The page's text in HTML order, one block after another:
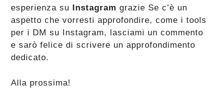
esperienza su Instagram grazie Se c’è un
aspetto che vorresti approfondire, come i tools
per i DM su Instagram, lasciami un commento
e sarò felice di scrivere un approfondimento
dedicato.
Alla prossima!